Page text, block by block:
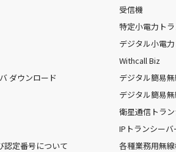
ダウンロード
認定番号について
受信機
特定小電力ト
デジタル小電
Withcall Biz
デジタル簡易
デジタル簡易
衛星通信トラ
IPトランシーバ
各種業務用無